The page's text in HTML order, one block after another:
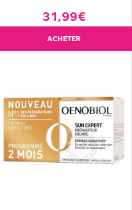
31,99€
ACHETER